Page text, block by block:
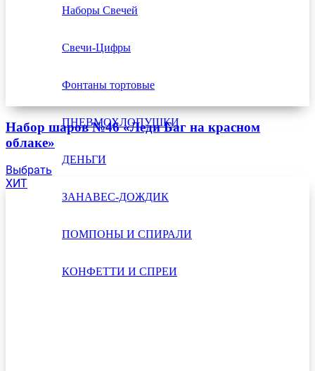
Наборы Свечей
Свечи-Цифры
Фонтаны тортовые
ПНЕВМОХЛОПУШКИ
ДЕНЬГИ
ЗАНАВЕС-ДОЖДИК
ПОМПОНЫ И СПИРАЛИ
КОНФЕТТИ И СПРЕИ
Набор шаров №46 «Леди Баг на красном
облаке»
Выбрать
ХИТ